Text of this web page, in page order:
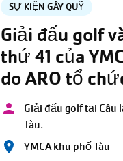
SỰ KIỆN GÂY QUỸ
Giải đấu golf
thứ 41 của
do ARO tổ
Giải đấu golf tại Câu
Tàu.
YMCA khu phố Tàu